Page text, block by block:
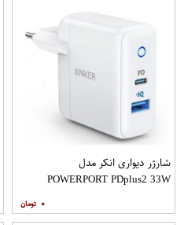
شارژر دیواری انکر مدل
POWERPORT PDplus2 33W
۰